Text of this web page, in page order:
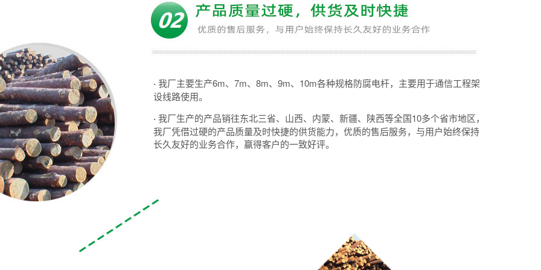
· 我厂主要生产6m、7m、8m、9m、10m各种规格防腐电杆，主要用于通信工程架
设线路使用。
· 我厂生产的产品销往东北三省、山西、内蒙、新疆、陕西等全国10多个省市地区，
我厂凭借过硬的产品质量及时快捷的供货能力，优质的售后服务，与用户始终保持
长久友好的业务合作，赢得客户的一致好评。